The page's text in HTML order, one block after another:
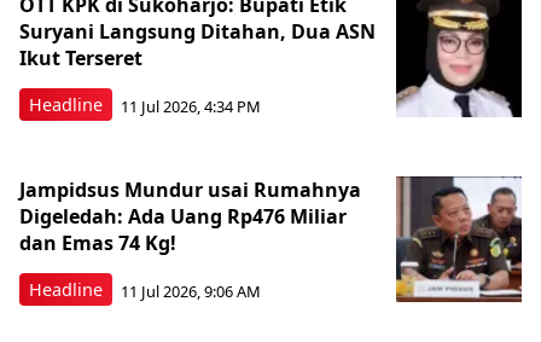
Headline
Suryani Langsung Ditahan, Dua ASN
Ikut Terseret
11 Jul 2026, 4:34 PM
Headline
Jampidsus Mundur usai Rumahnya
Digeledah: Ada Uang Rp476 Miliar
dan Emas 74 Kg!
11 Jul 2026, 9:06 AM